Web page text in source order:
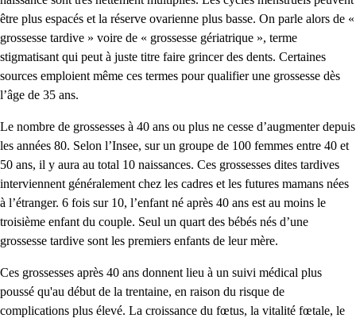
être plus espacés et la réserve ovarienne plus basse. On parle alors de «
grossesse tardive » voire de « grossesse gériatrique », terme
stigmatisant qui peut à juste titre faire grincer des dents. Certaines
sources emploient même ces termes pour qualifier une grossesse dès
l’âge de 35 ans.
Le nombre de grossesses à 40 ans ou plus ne cesse d’augmenter depuis
les années 80. Selon l’Insee, sur un groupe de 100 femmes entre 40 et
50 ans, il y aura au total 10 naissances. Ces grossesses dites tardives
interviennent généralement chez les cadres et les futures mamans nées
à l’étranger. 6 fois sur 10, l’enfant né après 40 ans est au moins le
troisième enfant du couple. Seul un quart des bébés nés d’une
grossesse tardive sont les premiers enfants de leur mère.
Ces grossesses après 40 ans donnent lieu à un suivi médical plus
poussé qu'au début de la trentaine, en raison du risque de
complications plus élevé. La croissance du fœtus, la vitalité fœtale, le